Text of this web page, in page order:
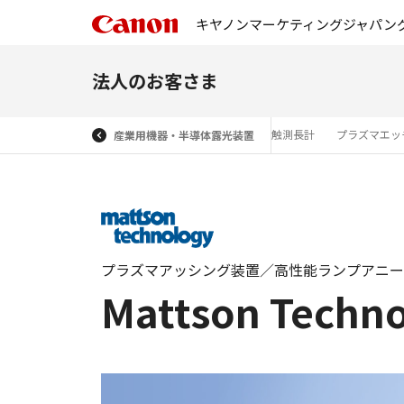
キヤノンマーケティングジャパン
法人のお客さま
産業用機器・半導体露光装置
測・測定機 ミツトヨ ケミカルフィルター 非接触測長計 プラズマエ
Mattson
プラズマアッシング装置／高性能ランプアニ